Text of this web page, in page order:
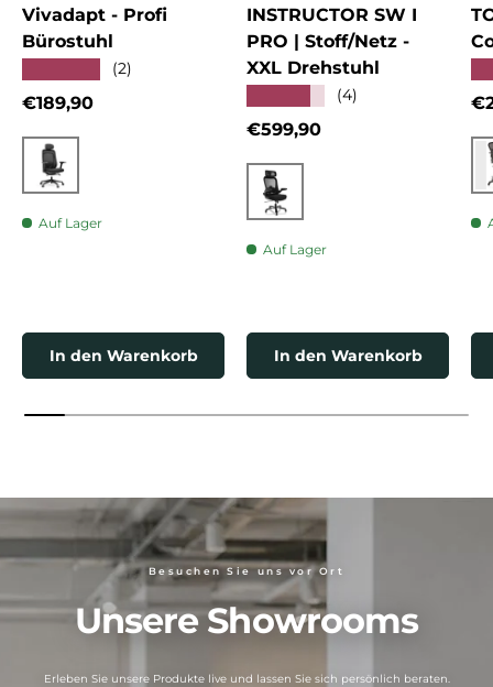
Vivadapt - Profi
Bürostuhl
(2)
Normaler Preis
€189,90
Schwarz
Auf Lager
In den Warenkorb
INSTRUCTOR SW I
PRO | Stoff/Netz -
XXL Drehstuhl
(4)
Normaler Preis
€599,90
Schwarz
Auf Lager
In den Warenkorb
Besuchen Sie uns vor Ort
Unsere Showrooms
Erleben Sie unsere Produkte live und lassen Sie sich persönlich beraten.